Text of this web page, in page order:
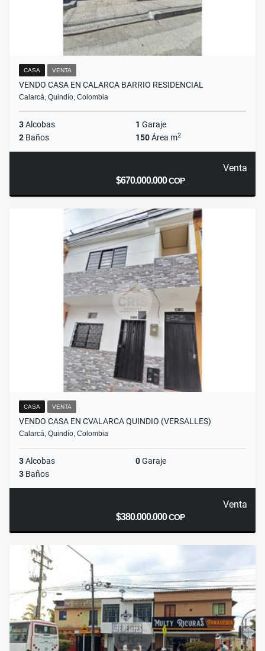
CASA VENTA
VENDO CASA EN CALARCA BARRIO RESIDENCIAL
Calarcá, Quindío, Colombia
3Alcobas 1 Garaje
2 Baños 150Área m2
Venta
$670.000.000COP
CASA VENTA
VENDO CASA EN CVALARCA QUINDIO (VERSALLES)
Calarcá, Quindío, Colombia
3Alcobas 0Garaje
3 Baños
Venta
$380.000.000COP